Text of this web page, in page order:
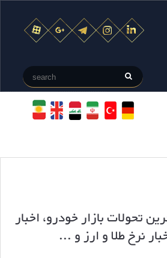
تحولات بازار خودرو، اخبار
نرخ طلا و ارز و ...